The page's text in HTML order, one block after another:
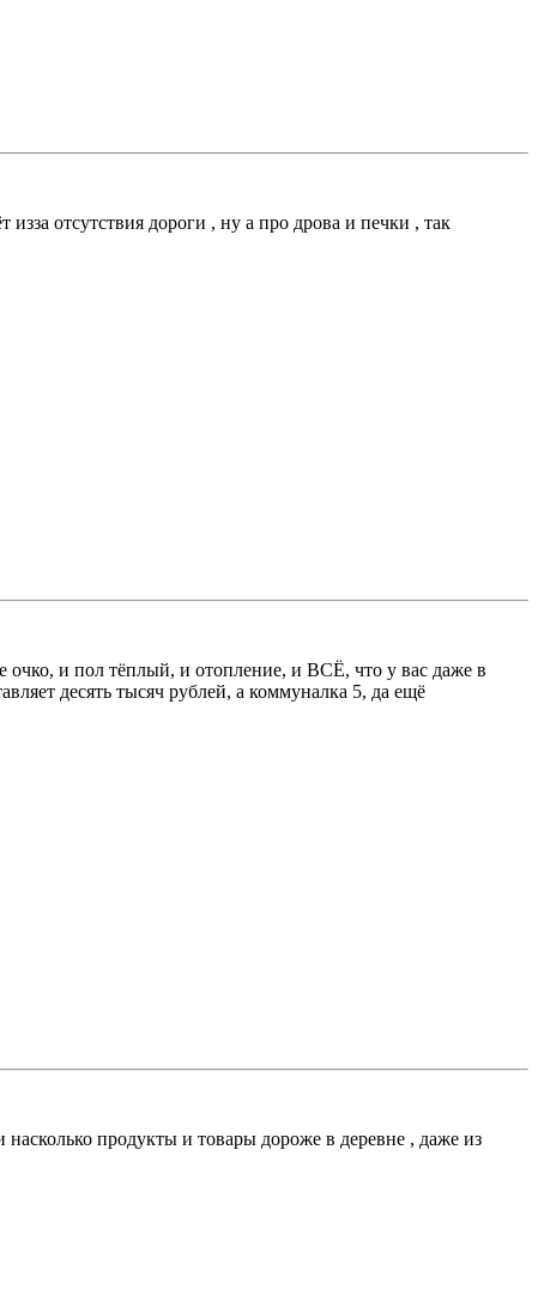
отсутствия дороги , ну а про дрова и печки , так
и пол тёплый, и отопление, и ВСЁ, что у вас даже в
десять тысяч рублей, а коммуналка 5, да ещё
продукты и товары дороже в деревне , даже из